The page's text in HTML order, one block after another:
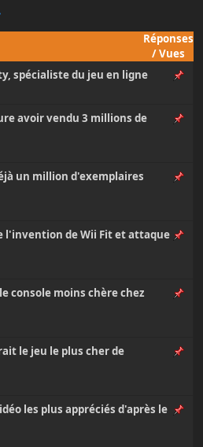
Réponses
/Vues
spécialiste du jeu en ligne
avoir vendu 3 millions de
un million d'exemplaires
l'invention de Wii Fit et attaque
console moins chère chez
le jeu le plus cher de
les plus appréciés d'après le